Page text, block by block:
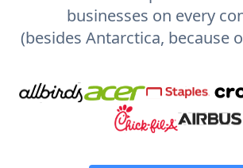
businesses on every
(besides Antarctica, because